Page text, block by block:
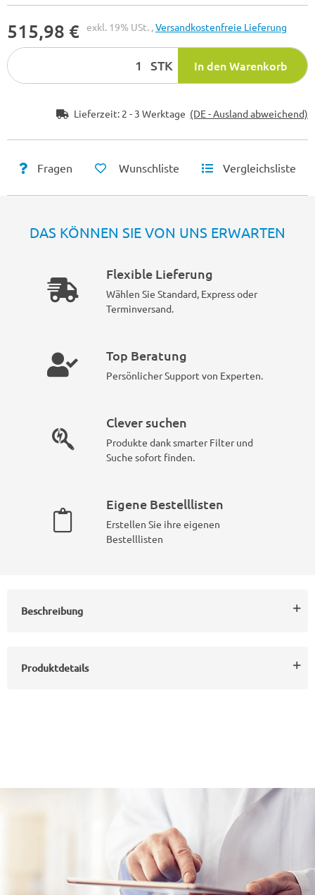
515,98 € exkl. 19% USt. ,Versandkostenfreie Lieferung
STK In den Warenkorb
Lieferzeit: 2 - 3 Werktage (DE - Ausland abweichend)
Fragen Wunschliste Vergleichsliste
DAS KÖNNEN SIE VON UNS ERWARTEN
Flexible Lieferung
Wählen Sie Standard, Express oder
Terminversand.
Top Beratung
Persönlicher Support von Experten.
Clever suchen
Produkte dank smarter Filter und
Suche sofort finden.
Eigene Bestelllisten
Erstellen Sie ihre eigenen
Bestelllisten
Beschreibung
Produktdetails